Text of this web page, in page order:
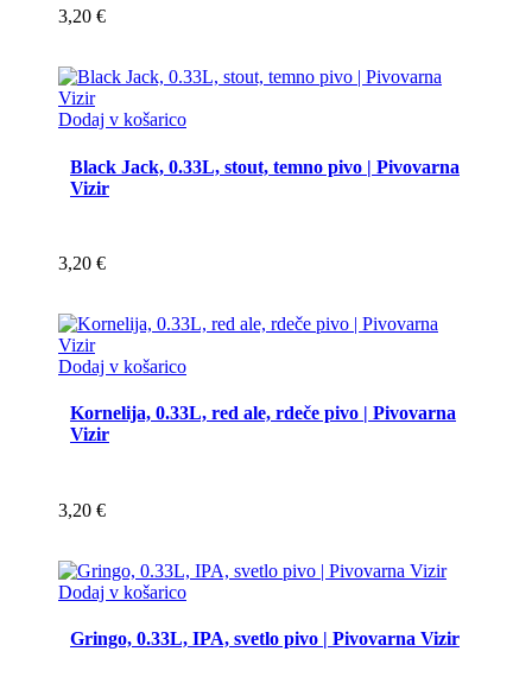
So tudi prva slovenska craft pivovarna, ki nudi storitev varjenja piva
njihovi partnerji, skupaj z njimi pa uspešnodvigujejo kulturo pitja
v Sloveniji in širijo ljubezen do piva izven svojih meja.
3,20 €
Dodaj v košarico
Black Jack, 0.33L, stout, temno pivo | Pivovarna
Vizir
3,20 €
Dodaj v košarico
Kornelija, 0.33L, red ale, rdeče pivo | Pivovarna
Vizir
3,20 €
Dodaj v košarico
Gringo, 0.33L, IPA, svetlo pivo | Pivovarna Vizir